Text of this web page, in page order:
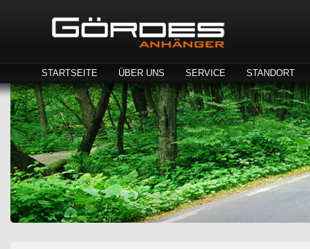
STARTSEITE ÜBER UNS SERVICE STANDORT